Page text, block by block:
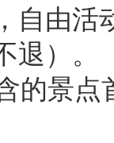
自由活
退）。
的景